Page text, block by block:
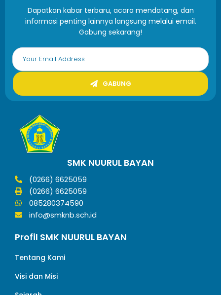
Dapatkan kabar terbaru, acara mendatang, dan
informasi penting lainnya langsung melalui email.
Gabung sekarang!
GABUNG
SMK NUURUL BAYAN
(0266) 6625059
(0266) 6625059
085280374590
info@smknb.sch.id
Profil SMK NUURUL BAYAN
Tentang Kami
Visi dan Misi